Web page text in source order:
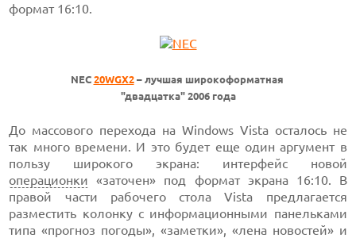
формат 16:10.
NEC 20WGX2– лучшая широкоформатная
"двадцатка" 2006 года
До массового перехода на Windows Vista осталось не
так много времени. И это будет еще один аргумент в
пользу широкого экрана: интерфейс новой
операционки «заточен» под формат экрана 16:10. В
правой части рабочего стола Vista предлагается
разместить колонку с информационными панельками
типа «прогноз погоды», «заметки», «лена новостей» и